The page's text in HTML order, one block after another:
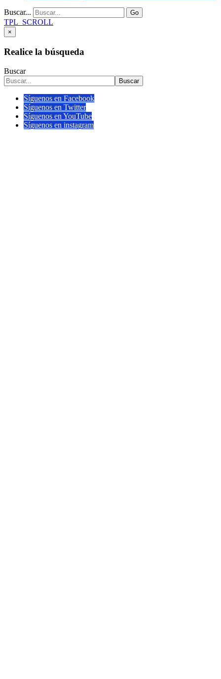
Buscar... Go
TPL_SCROLL
×
Realice la búsqueda
Buscar
Buscar
Síguenos en Facebook
Síguenos en Twitter
Síguenos en YouTube
Síguenos en instagram